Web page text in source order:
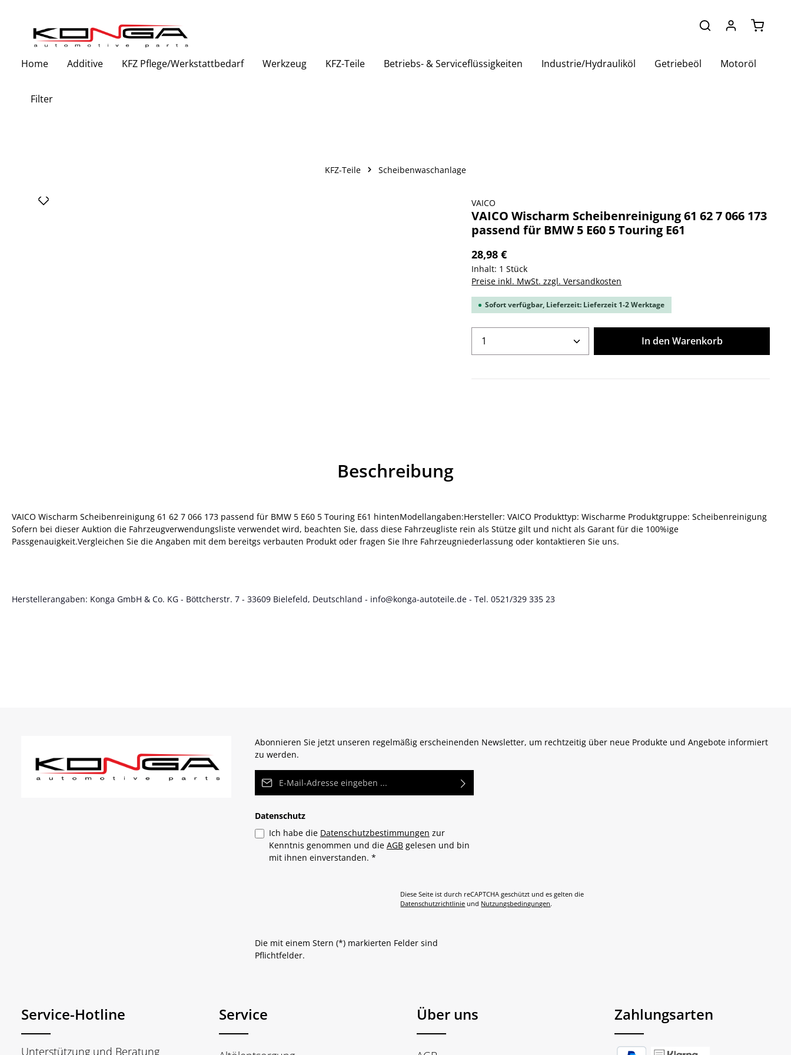
Home Additive KFZ Pflege/Werkstattbedarf Werkzeug KFZ-Teile Betriebs- & Serviceflüssigkeiten Industrie/Hydrauliköl Getriebeöl Motoröl
Filter
KFZ-Teile Scheibenwaschanlage
Bildergalerie überspringen VAICO
VAICO Wischarm Scheibenreinigung 61 62 7 066 173
passend für BMW 5 E60 5 Touring E61
28,98 €
Inhalt: 1 Stück
Preise inkl. MwSt. zzgl. Versandkosten
Sofort verfügbar, Lieferzeit: Lieferzeit 1-2 Werktage
Produkt Anzahl: Gib den gewünschten Wert
In den Warenkorb
Beschreibung
VAICO Wischarm Scheibenreinigung 61 62 7 066 173 passend für BMW 5 E60 5 Touring E61 hintenModellangaben:Hersteller: VAICO Produkttyp: Wischarme Produktgruppe: Scheibenreinigung
Sofern bei dieser Auktion die Fahrzeugverwendungsliste verwendet wird, beachten Sie, dass diese Fahrzeugliste rein als Stütze gilt und nicht als Garant für die 100%ige
Passgenauigkeit.Vergleichen Sie die Angaben mit dem bereitgs verbauten Produkt oder fragen Sie Ihre Fahrzeugniederlassung oder kontaktieren Sie uns.
Herstellerangaben: Konga GmbH & Co. KG - Böttcherstr. 7 - 33609 Bielefeld, Deutschland - info@konga-autoteile.de - Tel. 0521/329 335 23
Abonnieren Sie jetzt unseren regelmäßig erscheinenden Newsletter, um rechtzeitig über neue Produkte und Angebote informiert
zu werden.
E-Mail-Adresse*
Datenschutz
Ich habe die Datenschutzbestimmungen zur
Kenntnis genommen und die AGBgelesen und bin
mit ihnen einverstanden. *
Diese Seite ist durch reCAPTCHA geschützt und es gelten die
Datenschutzrichtlinie und Nutzungsbedingungen.
Die mit einem Stern (*) markierten Felder sind
Pflichtfelder.
Service-Hotline
Unterstützung und Beratung
Service Über uns Zahlungsarten